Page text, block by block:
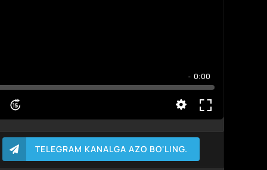
- 0:00
TELEGRAM KANALGA AZO BO'LING.